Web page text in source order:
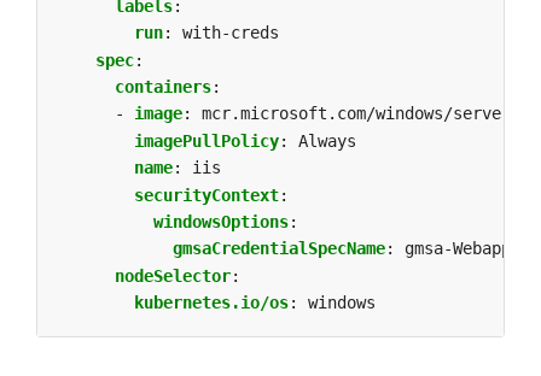
labels:
run:
with-creds
spec:
containers:
- image:
mcr.microsoft.com/windows/
imagePullPolicy:
Always
name:
iis
securityContext:
windowsOptions:
gmsaCredentialSpecName:
gmsa-Webapp1
nodeSelector:
kubernetes.io/os: windows